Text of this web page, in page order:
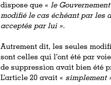
dispose que «le
modifié le cas échéant par les
acceptés par lui ».
Autrement dit, les seules
sont celles qui l’ont été par
de suppression avait bien été
L’article 20 avait «simplement